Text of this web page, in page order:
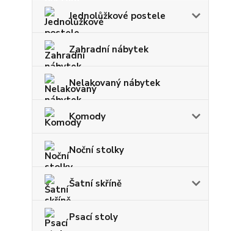
Jednolůžkové postele
Zahradní nábytek
Nelakovaný nábytek
Komody
Noční stolky
Šatní skříně
Psací stoly